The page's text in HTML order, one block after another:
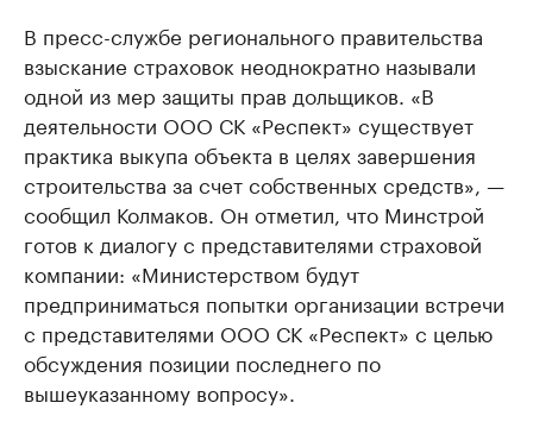
В пресс-службе регионального правительства
взыскание страховок неоднократно называли
одной из мер защиты прав дольщиков. «В
деятельности ООО СК «Респект» существует
практика выкупа объекта в целях завершения
строительства за счет собственных средств», —
сообщил Колмаков. Он отметил, что Минстрой
готов к диалогу с представителями страховой
компании: «Министерством будут
предприниматься попытки организации встречи
с представителями ООО СК «Респект» с целью
обсуждения позиции последнего по
вышеуказанному вопросу».